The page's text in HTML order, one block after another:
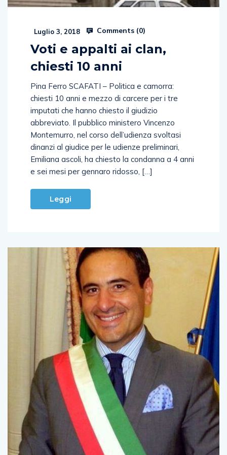
Luglio 3, 2018 Comments (0)
Voti e appalti ai clan,
chiesti 10 anni
Pina Ferro SCAFATI – Politica e camorra:
chiesti 10 anni e mezzo di carcere per i tre
imputati che hanno chiesto il giudizio
abbreviato. Il pubblico ministero Vincenzo
Montemurro, nel corso dell’udienza svoltasi
dinanzi al giudice per le udienze preliminari,
Emiliana ascoli, ha chiesto la condanna a 4 anni
e sei mesi per gennaro ridosso, […]
Leggi